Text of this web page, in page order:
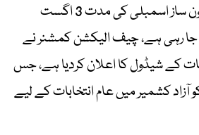
آزاد جموں و کشمیر قانون ساز اسمبلی کی مدت 3 اگست
جا رہی ہے، چیف الیکشن کمشنر نے
کے شیڈول کا اعلان کردیا ہے، جس
جولائی کو آزاد کشمیر میں عام انتخابات کے لیے